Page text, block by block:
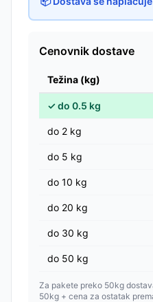
Cenovnik dostave
Težina (kg)
✓do 0.5 kg
do 2 kg
do 5 kg
do 10 kg
do 20 kg
do 30 kg
do 50 kg
Za pakete preko 50kg
50kg + cena za ostatak